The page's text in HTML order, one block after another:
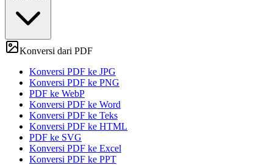
Konversi dari PDF
Konversi PDF ke JPG
Konversi PDF ke PNG
PDF ke WebP
Konversi PDF ke Word
Konversi PDF ke Teks
Konversi PDF ke HTML
PDF ke SVG
Konversi PDF ke Excel
Konversi PDF ke PPT